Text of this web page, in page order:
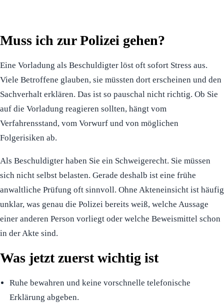
Muss ich zur Polizei gehen?
Eine Vorladung als Beschuldigter löst oft sofort Stress aus.
Viele Betroffene glauben, sie müssten dort erscheinen und den
Sachverhalt erklären. Das ist so pauschal nicht richtig. Ob Sie
auf die Vorladung reagieren sollten, hängt vom
Verfahrensstand, vom Vorwurf und von möglichen
Folgerisiken ab.
Als Beschuldigter haben Sie ein Schweigerecht. Sie müssen
sich nicht selbst belasten. Gerade deshalb ist eine frühe
anwaltliche Prüfung oft sinnvoll. Ohne Akteneinsicht ist häufig
unklar, was genau die Polizei bereits weiß, welche Aussage
einer anderen Person vorliegt oder welche Beweismittel schon
in der Akte sind.
Was jetzt zuerst wichtig ist
Ruhe bewahren und keine vorschnelle telefonische
Erklärung abgeben.